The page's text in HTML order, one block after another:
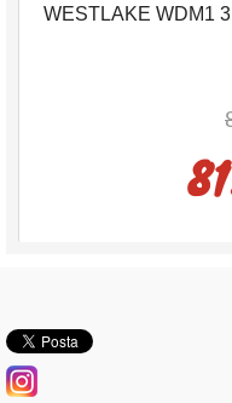
WESTLAKE WDM1